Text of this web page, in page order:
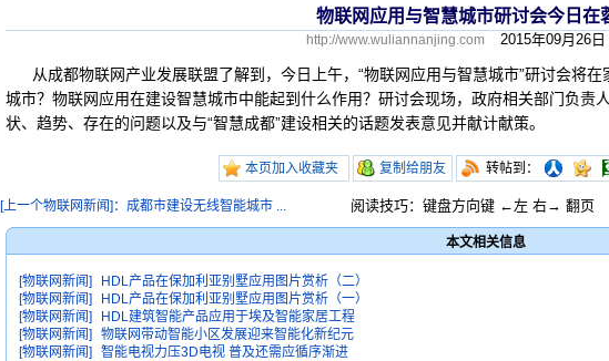
物联网应用与智慧城市研讨会今日在
http://www.wuliannanjing.com 2015年09月26日
从成都物联网产业发展联盟了解到，今日上午，“物联网应用与智慧城市”研讨会将在
城市？物联网应用在建设智慧城市中能起到什么作用？研讨会现场，政府相关部门负责
状、趋势、存在的问题以及与“智慧成都”建设相关的话题发表意见并献计献策。
本页加入收藏夹 复制给朋友 转帖到：
[上一个物联网新闻]：成都市建设无线智能城市 ... 阅读技巧：键盘方向键 ←左 右→ 翻页
本文相关信息
[物联网新闻]
HDL产品在保加利亚别墅应用图片赏析（二）
[物联网新闻]
HDL产品在保加利亚别墅应用图片赏析（一）
[物联网新闻]
HDL建筑智能产品应用于埃及智能家居工程
[物联网新闻]
物联网带动智能小区发展迎来智能化新纪元
[物联网新闻]
智能电视力压3D电视 普及还需应循序渐进